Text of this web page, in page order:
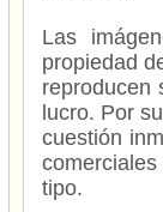
Las
propiedad
reproducen
lucro. Por
cuestión
tipo.